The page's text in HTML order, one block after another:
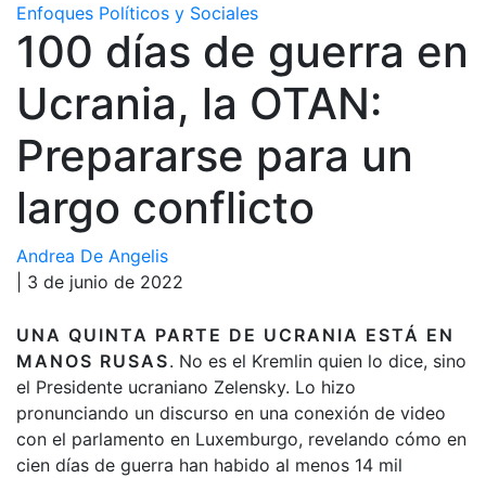
Enfoques Políticos y Sociales
100 días de guerra en
Ucrania, la OTAN:
Prepararse para un
largo conflicto
Andrea De Angelis
| 3 de junio de 2022
UNA QUINTA PARTE DE UCRANIA ESTÁ EN
MANOS RUSAS. No es el Kremlin quien lo dice, sino
el Presidente ucraniano Zelensky. Lo hizo
pronunciando un discurso en una conexión de video
con el parlamento en Luxemburgo, revelando cómo en
cien días de guerra han habido al menos 14 mil